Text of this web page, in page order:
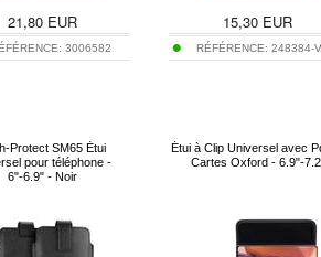
21,80EUR
3006582
15,30 EUR
RÉFÉRENCE: 248384-
Protect SM65 Étui
pour téléphone -
6"-6.9" - Noir
Étui à Clip Universel avec
Cartes Oxford - 6.9"-